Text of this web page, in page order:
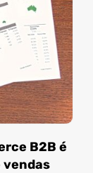
B2B é
vendas